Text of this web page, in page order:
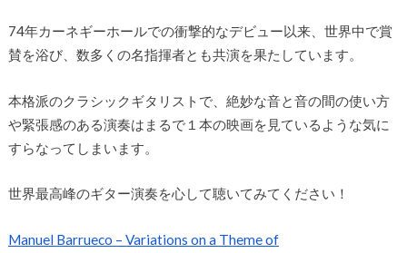
74年カーネギーホールでの衝撃的なデビュー以来、世界中で賞
賛を浴び、数多くの名指揮者とも共演を果たしています。
本格派のクラシックギタリストで、絶妙な音と音の間の使い方
や緊張感のある演奏はまるで１本の映画を見ているような気に
すらなってしまいます。
世界最高峰のギター演奏を心して聴いてみてください！
Manuel Barrueco – Variations on a Theme of